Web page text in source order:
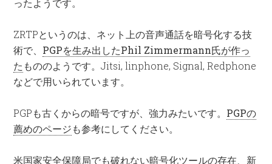
ったようです。
ZRTPというのは、ネット上の音声通話を暗号化する技
術で、 PGPを生み出したPhil Zimmermann氏が作っ
た もののようです。Jitsi, linphone, Signal, Redphone
などで用いられています。
PGPも古くからの暗号ですが、強力みたいです。 PGPの
薦めのページも参考にしてください。
米国家安全保障局でも破れない暗号化ツールの存在、新